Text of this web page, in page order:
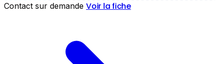
Contact sur demande Voir la fiche